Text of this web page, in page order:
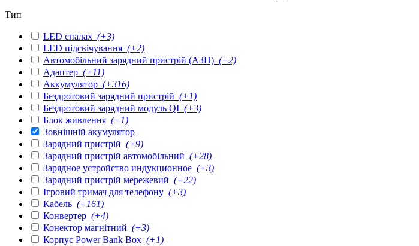
Тип
LED спалах (+3)
LED підсвічування (+2)
Автомобільний зарядний пристрій (АЗП) (+2)
Адаптер (+11)
Аккумулятор (+316)
Бездротовий зарядний пристрій (+1)
Бездротовий зарядний модуль QI (+3)
Блок живлення (+1)
Зовнішній акумулятор
Зарядний пристрій (+9)
Зарядний пристрій автомобільний (+28)
Зарядное устройство индукционное (+3)
Зарядний пристрій мережевий (+22)
Ігровий тримач для телефону (+3)
Кабель (+161)
Конвертер (+4)
Конектор магнітний (+3)
Корпус Power Bank Box (+1)